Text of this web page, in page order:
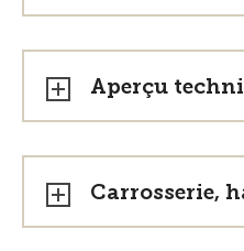
Aperçu
Carrosserie,